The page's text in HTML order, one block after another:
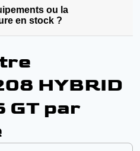
ou la
en stock ?
HYBRID
GT par